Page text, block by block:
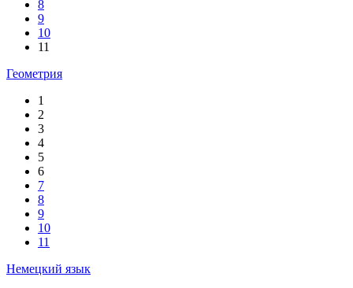
8
9
10
11
Геометрия
1
2
3
4
5
6
7
8
9
10
11
Немецкий язык